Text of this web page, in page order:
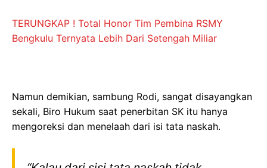
TERUNGKAP ! Total Honor Tim Pembina RSMY
Bengkulu Ternyata Lebih Dari Setengah Miliar
Namun demikian, sambung Rodi, sangat disayangkan
sekali, Biro Hukum saat penerbitan SK itu hanya
mengoreksi dan menelaah dari isi tata naskah.